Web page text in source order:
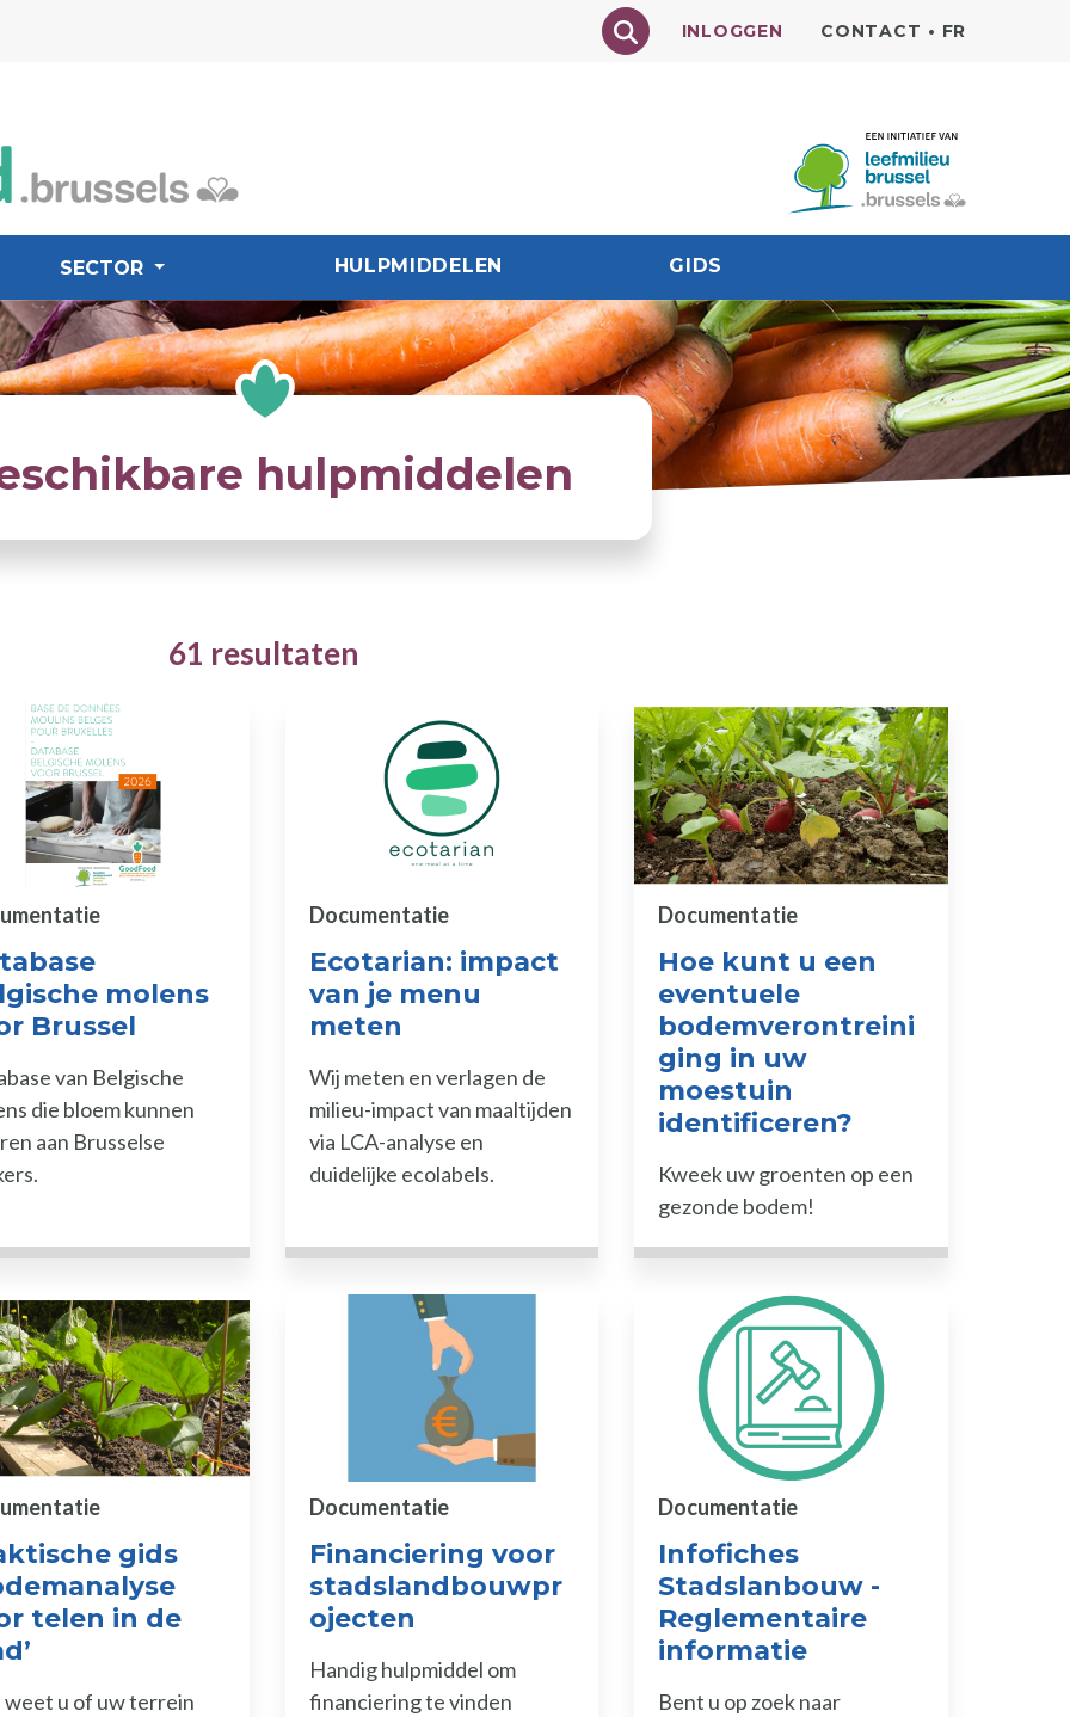
Texte à rechercher
INLOGGEN CONTACT • FR
SECTOR HULPMIDDELEN GIDS
hulpmiddelen
61 resultaten
Actoren
Studies
Documentatie
de hulpmiddelen Inspirerende projecten
de hulpmiddelen Opleidingen / Begeleiding
Overheidssteun
Reglementering
Materialen
molens
Brussel
van Belgische
die bloem kunnen
aan Brusselse
Ecotarian: impact
van je menu
meten
Documentatie
Wij meten en verlagen de
milieu-impact van maaltijden
via LCA-analyse en
duidelijke ecolabels.
Hoe kunt u een
eventuele
bodemverontreini
ging in uw
moestuin
identificeren?
Documentatie
Kweek uw groenten op een
gezonde bodem!
gids
telen in de
weet u of uw terrein
Financiering voor
stadslandbouwpr
ojecten
Documentatie
Handig hulpmiddel om
financiering te vinden
Infofiches
Stadslanbouw -
Reglementaire
informatie
Documentatie
Bent u op zoek naar